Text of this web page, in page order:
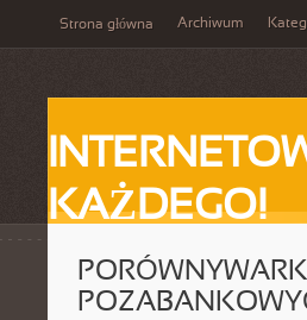
Strona główna Archiwum
KAŻDEGO!